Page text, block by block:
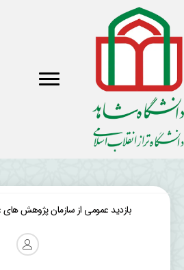
بازدید عمومی از سازمان پژوهش